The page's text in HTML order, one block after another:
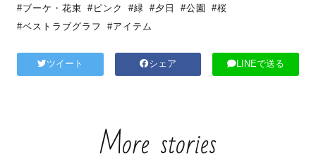
#ブーケ・花束 #ピンク #緑 #夕日 #公園
#桜
#ベストラブグラフ
#アイテム
ツイート シェア LINEで送る
More stories